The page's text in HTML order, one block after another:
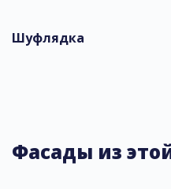
Шуфлядка
Фасады из